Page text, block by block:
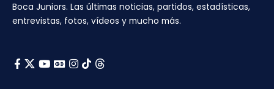
Boca Juniors. Las últimas noticias, partidos, estadísticas,
entrevistas, fotos, vídeos y mucho más.